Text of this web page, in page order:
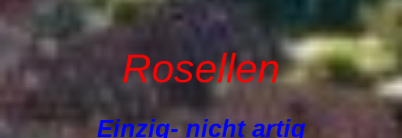
Rosellen
Einzig- nicht artig